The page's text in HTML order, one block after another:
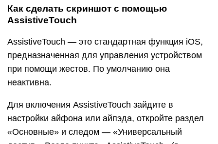
разделе «Физиология и моторика») отметьте
«Включено».
Когда вы это выполните, на дисплее появится
плавающая кнопка AssistiveTouch (ее можно
расположить в любом месте экрана и свободно
перемещать по нему). Касанием данной кнопки
которых есть команда «Сделать скриншот».
Awesome Screenshot